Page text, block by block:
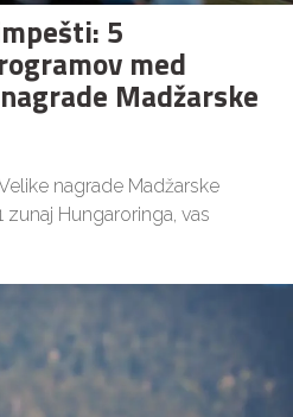
5
med
Madžarske
nagrade Madžarske
Hungaroringa, vas